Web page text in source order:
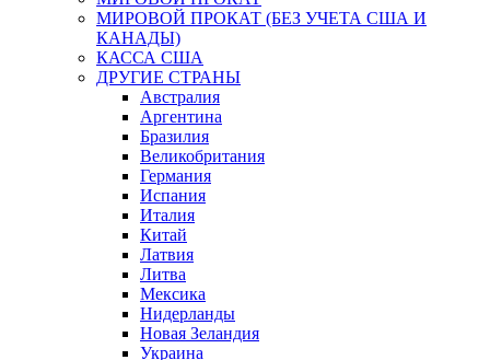
МИРОВОЙ ПРОКАТ (БЕЗ УЧЕТА США И
КАНАДЫ)
КАССА США
ДРУГИЕ СТРАНЫ
Австралия
Аргентина
Бразилия
Великобритания
Германия
Испания
Италия
Китай
Латвия
Литва
Мексика
Нидерланды
Новая Зеландия
Украина